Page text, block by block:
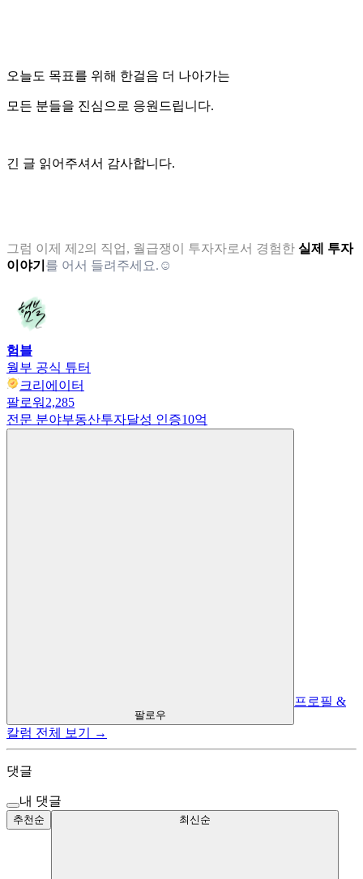
오늘도 목표를 위해 한걸음 더 나아가는
모든 분들을 진심으로 응원드립니다.
긴 글 읽어주셔서 감사합니다.
그럼 이제 제2의 직업, 월급쟁이 투자자로서 경험한 실제 투자
이야기 를 어서 들려주세요.☺️
험블
월부 공식 튜터
크리에이터
팔로워 2,285
전문 분야부동산투자달성 인증10억
팔로우
프로필 &
칼럼 전체 보기 →
댓글
내 댓글
추천순 최신순